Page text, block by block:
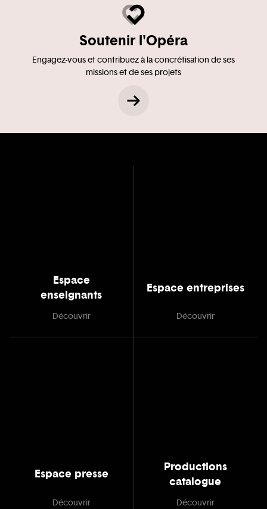
Soutenir l'Opéra
Engagez-vous et contribuez à la concrétisation de ses
missions et de ses projets
Espace
enseignants
Découvrir
Espace entreprises
Découvrir
Espace presse
Découvrir
Productions
catalogue
Découvrir